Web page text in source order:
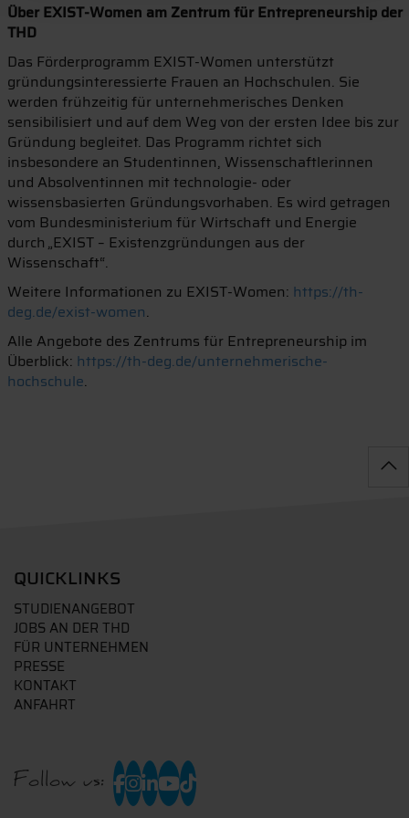
Über EXIST-Women am Zentrum für Entrepreneurship der
THD
Das Förderprogramm EXIST-Women unterstützt
gründungsinteressierte Frauen an Hochschulen. Sie
werden frühzeitig für unternehmerisches Denken
sensibilisiert und auf dem Weg von der ersten Idee bis zur
Gründung begleitet. Das Programm richtet sich
insbesondere an Studentinnen, Wissenschaftlerinnen
und Absolventinnen mit technologie- oder
wissensbasierten Gründungsvorhaben. Es wird getragen
vom Bundesministerium für Wirtschaft und Energie
durch „EXIST – Existenzgründungen aus der
Wissenschaft“.
Weitere Informationen zu EXIST-Women: https://th-
deg.de/exist-women.
Alle Angebote des Zentrums für Entrepreneurship im
Überblick: https://th-deg.de/unternehmerische-
hochschule.
QUICKLINKS
STUDIENANGEBOT
JOBS AN DER THD
FÜR UNTERNEHMEN
PRESSE
KONTAKT
ANFAHRT
Follow us: